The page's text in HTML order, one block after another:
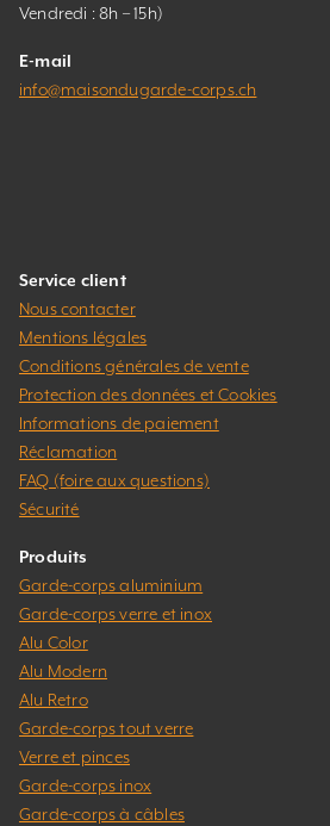
Vendredi : 8h – 15h)
E-mail
info@maisondugarde-corps.ch
Service client
Nous contacter
Mentions légales
Conditions générales de vente
Protection des données et Cookies
Informations de paiement
Réclamation
FAQ (foire aux questions)
Sécurité
Produits
Garde-corps aluminium
Garde-corps verre et inox
Alu Color
Alu Modern
Alu Retro
Garde-corps tout verre
Verre et pinces
Garde-corps inox
Garde-corps à câbles